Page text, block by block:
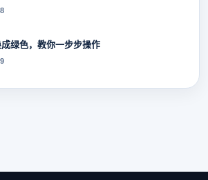
绿色，教你一步步操作